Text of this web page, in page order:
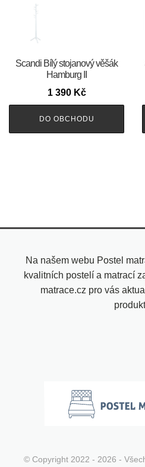
Scandi Bílý stojanový věšák
Hamburg II
1 390 Kč
DO OBCHODU
Na našem webu Postel
kvalitních postelí a matrací
matrace.cz pro vás
© Copyright 2022 - 2026 -